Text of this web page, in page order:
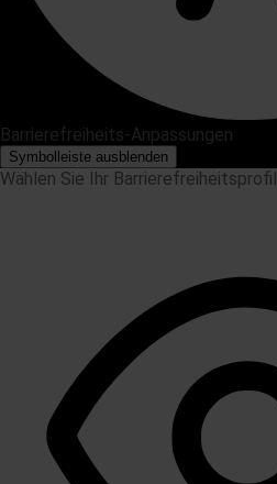
Barrierefreiheits-Anpassungen
Symbolleiste ausblenden
Wählen Sie Ihr Barrierefreiheitsprofil